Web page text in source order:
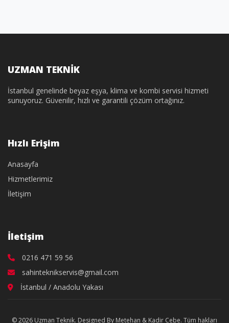
UZMAN TEKNİK
İstanbul genelinde beyaz eşya, klima ve kombi servisi hizmeti
sunuyoruz. Güvenilir, hızlı ve garantili çözüm ortağınız.
Hızlı Erişim
Anasayfa
Hizmetlerimiz
İletişim
İletişim
0216 471 59 56
sahinteknikservis@gmail.com
İstanbul / Anadolu Yakası
© 2026 Uzman Teknik. Designed By Metehan & Kadir Cebe. Tüm hakları